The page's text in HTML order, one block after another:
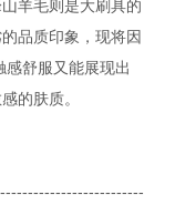
羊毛则是大刷具的
品质印象，现将因
舒服又能展现出
的肤质。